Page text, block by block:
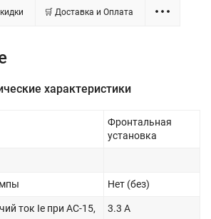
🛒 Доставка и Оплата
характеристики
Фронтальная
установка
Нет (без)
ток Ie при AC-15,
3.3 А